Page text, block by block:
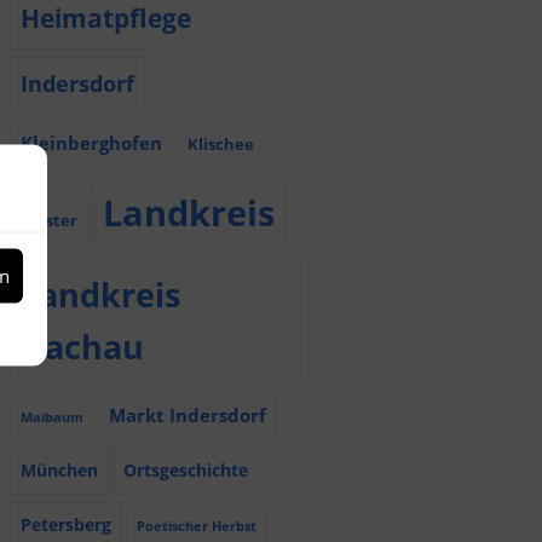
Heimatpflege
Indersdorf
Kleinberghofen Klischee
Kloster Landkreis
Landkreis
Dachau
Maibaum Markt Indersdorf
München Ortsgeschichte
Petersberg Poetischer Herbst